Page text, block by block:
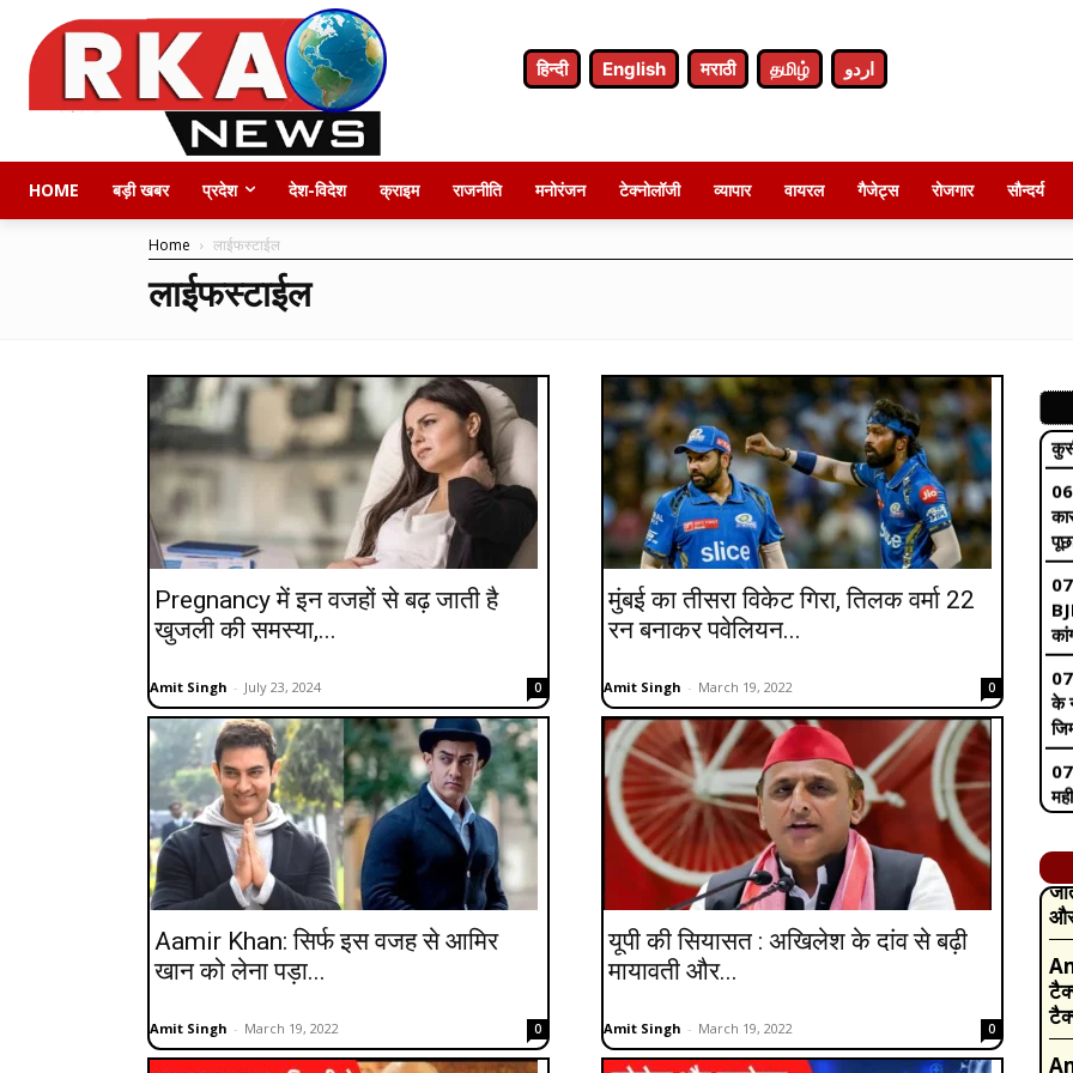
हिन्दी English मराठी தமிழ் اردو
HOME बड़ी खबर प्रदेश देश-विदेश क्राइम राजनीति मनोरंजन टेक्नोलॉजी व्यापार वायरल गैजेट्स रोजगार सौन्दर्य
Home लाईफस्टाईल
लाईफस्टाईल
Pregnancy में इन वजहों से बढ़ जाती है
खुजली की समस्या,...
Amit Singh - July 23, 2024 0
मुंबई का तीसरा विकेट गिरा, तिलक वर्मा 22
रन बनाकर पवेलियन...
Amit Singh - March 19, 2022 0
Aamir Khan: सिर्फ इस वजह से आमिर
खान को लेना पड़ा...
Amit Singh - March 19, 2022 0
यूपी की सियासत : अखिलेश के दांव से बढ़ी
मायावती और...
Amit Singh - March 19, 2022 0
के